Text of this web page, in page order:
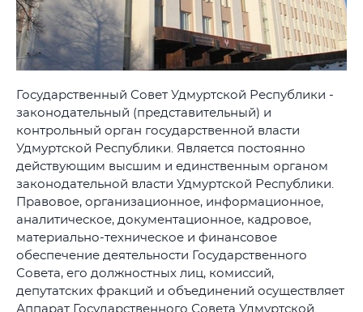
Государственный Совет Удмуртской Республики -
законодательный (представительный) и
контрольный орган государственной власти
Удмуртской Республики. Является постоянно
действующим высшим и единственным органом
законодательной власти Удмуртской Республики.
Правовое, организационное, информационное,
аналитическое, документационное, кадровое,
материально-техническое и финансовое
обеспечение деятельности Государственного
Совета, его должностных лиц, комиссий,
депутатских фракций и объединений осуществляет
Аппарат Государственного Совета Удмуртской